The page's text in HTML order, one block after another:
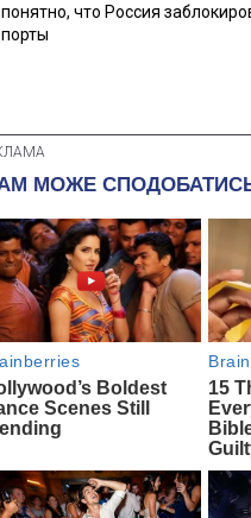
понятно, что Россия
порты